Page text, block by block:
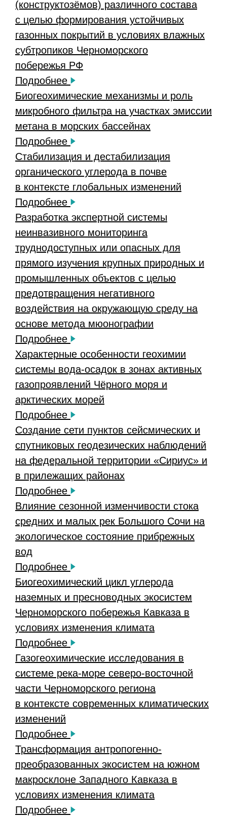
(конструктозёмов) различного состава
с целью формирования устойчивых
газонных покрытий в условиях влажных
субтропиков Черноморского
побережья РФ
Подробнее
Биогеохимические механизмы и роль
микробного фильтра на участках эмиссии
метана в морских бассейнах
Подробнее
Стабилизация и дестабилизация
органического углерода в почве
в контексте глобальных изменений
Подробнее
Разработка экспертной системы
неинвазивного мониторинга
труднодоступных или опасных для
прямого изучения крупных природных и
промышленных объектов с целью
предотвращения негативного
воздействия на окружающую среду на
основе метода мюонографии
Подробнее
Характерные особенности геохимии
системы вода-осадок в зонах активных
газопроявлений Чёрного моря и
арктических морей
Подробнее
Создание сети пунктов сейсмических и
спутниковых геодезических наблюдений
на федеральной территории «Сириус» и
в прилежащих районах
Подробнее
Влияние сезонной изменчивости стока
средних и малых рек Большого Сочи на
экологическое состояние прибрежных
вод
Подробнее
Биогеохимический цикл углерода
наземных и пресноводных экосистем
Черноморского побережья Кавказа в
условиях изменения климата
Подробнее
Газогеохимические исследования в
системе река-море северо-восточной
части Черноморского региона
в контексте современных климатических
изменений
Подробнее
Трансформация антропогенно-
преобразованных экосистем на южном
макросклоне Западного Кавказа в
условиях изменения климата
Подробнее